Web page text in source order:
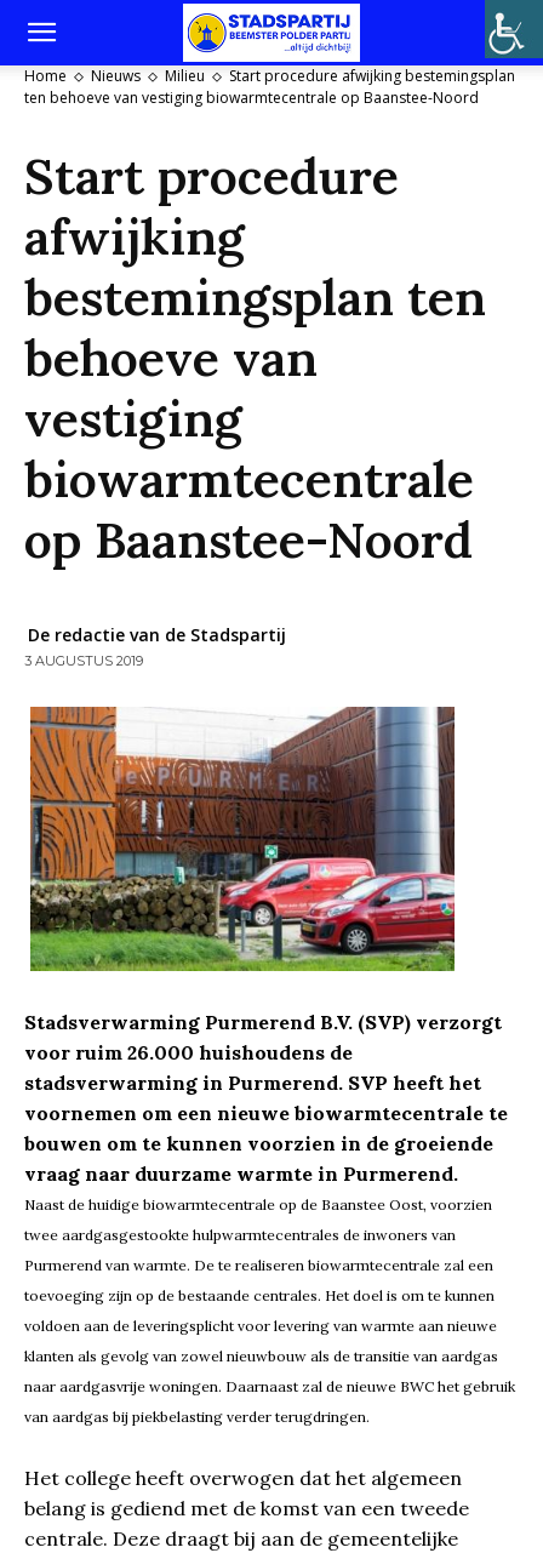
Home Nieuws Milieu
Start procedure afwijking bestemingsplan
ten behoeve van vestiging biowarmtecentrale op Baanstee-Noord
Start procedure
afwijking
bestemingsplan ten
behoeve van
vestiging
biowarmtecentrale
op Baanstee-Noord
De redactie van de Stadspartij
3 AUGUSTUS 2019
Stadsverwarming Purmerend B.V. (SVP) verzorgt
voor ruim 26.000 huishoudens de
stadsverwarming in Purmerend. SVP heeft het
voornemen om een nieuwe biowarmtecentrale te
bouwen om te kunnen voorzien in de groeiende
vraag naar duurzame warmte in Purmerend.
Naast de huidige biowarmtecentrale op de Baanstee Oost, voorzien
twee aardgasgestookte hulpwarmtecentrales de inwoners van
Purmerend van warmte. De te realiseren biowarmtecentrale zal een
toevoeging zijn op de bestaande centrales. Het doel is om te kunnen
voldoen aan de leveringsplicht voor levering van warmte aan nieuwe
klanten als gevolg van zowel nieuwbouw als de transitie van aardgas
naar aardgasvrije woningen. Daarnaast zal de nieuwe BWC het gebruik
van aardgas bij piekbelasting verder terugdringen.
Het college heeft overwogen dat het algemeen
belang is gediend met de komst van een tweede
centrale. Deze draagt bij aan de gemeentelijke